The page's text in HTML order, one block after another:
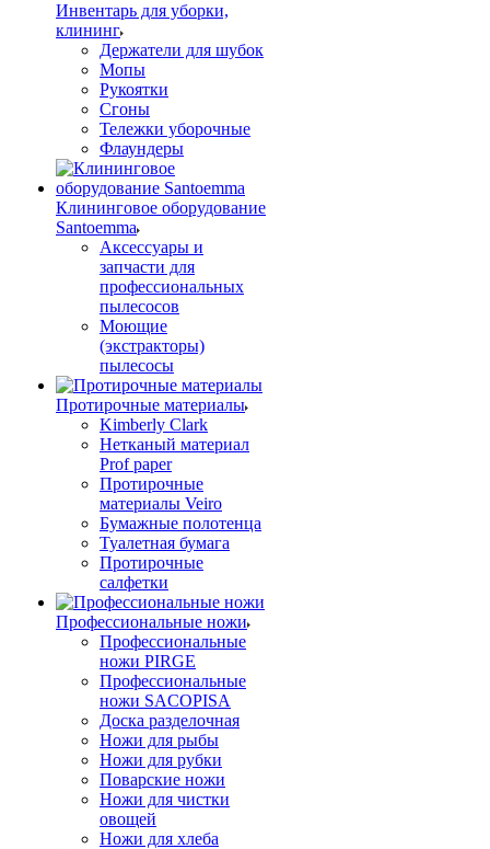
Инвентарь для уборки,
клининг
Держатели для шубок
Мопы
Рукоятки
Сгоны
Тележки уборочные
Флаундеры
Клининговое оборудование
Santoemma
Аксессуары и
запчасти для
профессиональных
пылесосов
Моющие
(экстракторы)
пылесосы
Протирочные материалы
Kimberly Clark
Нетканый материал
Prof paper
Протирочные
материалы Veiro
Бумажные полотенца
Туалетная бумага
Протирочные
салфетки
Профессиональные ножи
Профессиональные
ножи PIRGE
Профессиональные
ножи SACOPISA
Доска разделочная
Ножи для рыбы
Ножи для рубки
Поварские ножи
Ножи для чистки
овощей
Ножи для хлеба